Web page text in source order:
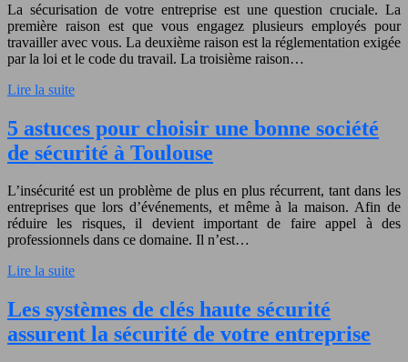
La sécurisation de votre entreprise est une question cruciale. La
première raison est que vous engagez plusieurs employés pour
travailler avec vous. La deuxième raison est la réglementation exigée
par la loi et le code du travail. La troisième raison…
Lire la suite
5 astuces pour choisir une bonne société
de sécurité à Toulouse
L’insécurité est un problème de plus en plus récurrent, tant dans les
entreprises que lors d’événements, et même à la maison. Afin de
réduire les risques, il devient important de faire appel à des
professionnels dans ce domaine. Il n’est…
Lire la suite
Les systèmes de clés haute sécurité
assurent la sécurité de votre entreprise